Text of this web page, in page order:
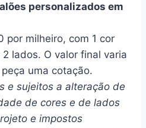
personalizados em
por milheiro, com 1 cor
lados. O valor final varia
uma cotação.
e sujeitos a alteração de
de cores e de lados
e impostos